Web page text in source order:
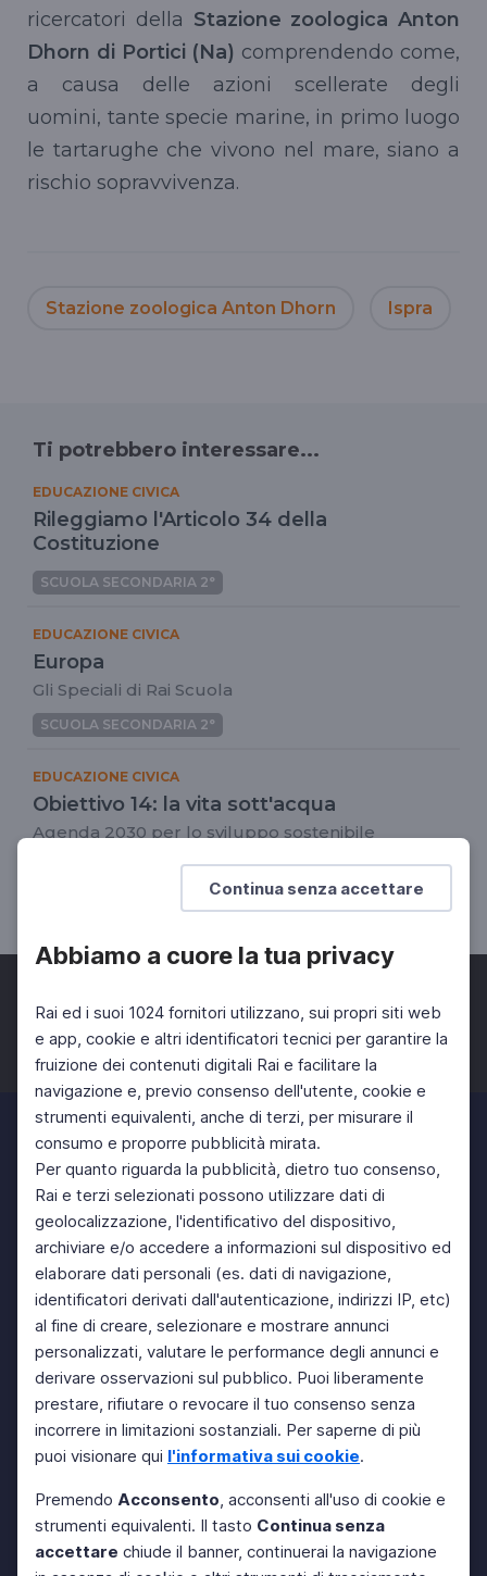
Continua senza accettare
Abbiamo a cuore la tua privacy
Rai ed i suoi 1024 fornitori utilizzano, sui propri siti web
e app, cookie e altri identificatori tecnici per garantire la
fruizione dei contenuti digitali Rai e facilitare la
navigazione e, previo consenso dell'utente, cookie e
strumenti equivalenti, anche di terzi, per misurare il
consumo e proporre pubblicità mirata.
Per quanto riguarda la pubblicità, dietro tuo consenso,
Rai e terzi selezionati possono utilizzare dati di
geolocalizzazione, l'identificativo del dispositivo,
archiviare e/o accedere a informazioni sul dispositivo ed
elaborare dati personali (es. dati di navigazione,
identificatori derivati dall'autenticazione, indirizzi IP, etc)
al fine di creare, selezionare e mostrare annunci
personalizzati, valutare le performance degli annunci e
derivare osservazioni sul pubblico. Puoi liberamente
prestare, rifiutare o revocare il tuo consenso senza
incorrere in limitazioni sostanziali. Per saperne di più
puoi visionare qui l'informativa sui cookie.
Premendo Acconsento, acconsenti all'uso di cookie e
strumenti equivalenti. Il tasto Continua senza
accettare chiude il banner, continuerai la navigazione
ricercatori della Stazione zoologica Anton
Dhorn di Portici (Na) comprendendo come,
a causa delle azioni scellerate degli
uomini, tante specie marine, in primo luogo
le tartarughe che vivono nel mare, siano a
rischio sopravvivenza.
Stazione zoologica Anton Dhorn Ispra
Ti potrebbero interessare...
EDUCAZIONE CIVICA
Rileggiamo l'Articolo 34 della
Costituzione
SCUOLA SECONDARIA 2°
EDUCAZIONE CIVICA
Europa
Gli Speciali di Rai Scuola
SCUOLA SECONDARIA 2°
EDUCAZIONE CIVICA
Obiettivo 14: la vita sott'acqua
Agenda 2030 per lo sviluppo sostenibile
SCUOLA PRIMARIA
SCUOLA SECONDARIA 1°
Facebook Twitter Instagram